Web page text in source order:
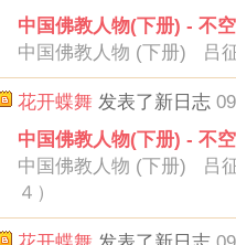
中国佛教人物(下册) - 不
中国佛教人物 (下册) 吕
花开蝶舞 发表了新日志
中国佛教人物(下册) - 不
中国佛教人物 (下册)
４）